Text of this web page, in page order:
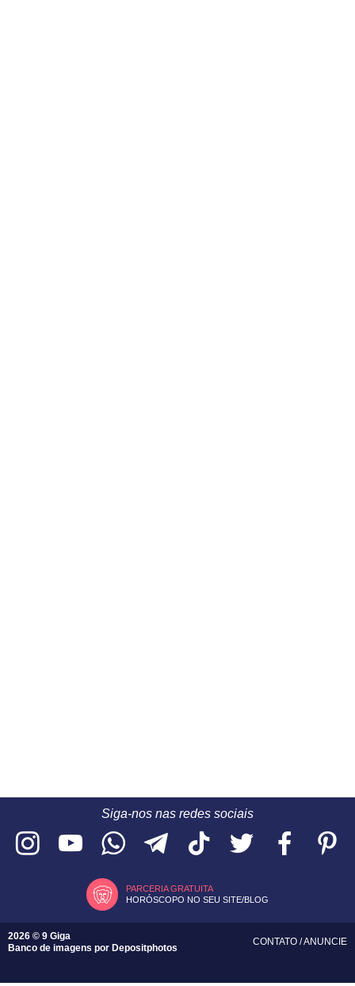
Siga-nos nas redes sociais
PARCERIA GRATUITA
HORÓSCOPO NO SEU SITE/BLOG
2026 © 9 Giga
Banco de imagens por Depositphotos
CONTATO /ANUNCIE